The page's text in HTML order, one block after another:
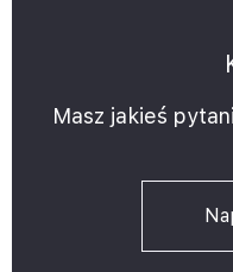
Masz jakieś